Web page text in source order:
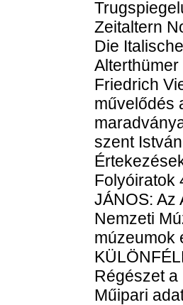
Zeitaltern
Die
Friedrich
művelődés
szent
Folyóiratok
JÁNOS: Az
Nemzeti
múzeumok
Régészet a
Műipari